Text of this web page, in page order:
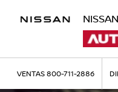
VENTAS800-711-2886